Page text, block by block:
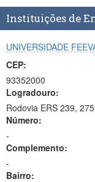
Instituições de
UNIVERSIDADE
CEP:
93352000
Logradouro:
Rodovia ERS 239,
Número:
-
Complemento:
-
Bairro: